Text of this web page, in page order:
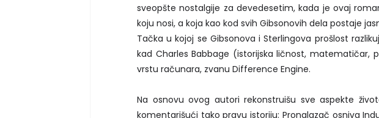
sveopšte nostalgije za devedesetim, kada je ovaj
koju nosi, a koja kao kod svih Gibsonovih dela postaje
Tačka u kojoj se Gibsonova i Sterlingova prošlost
kad Charles Babbage (istorijska ličnost, matematičar,
vrstu računara, zvanu Difference Engine.
Na osnovu ovog autori rekonstruišu sve aspekte
komentarišući tako pravu istoriju: Pronalazač osniva